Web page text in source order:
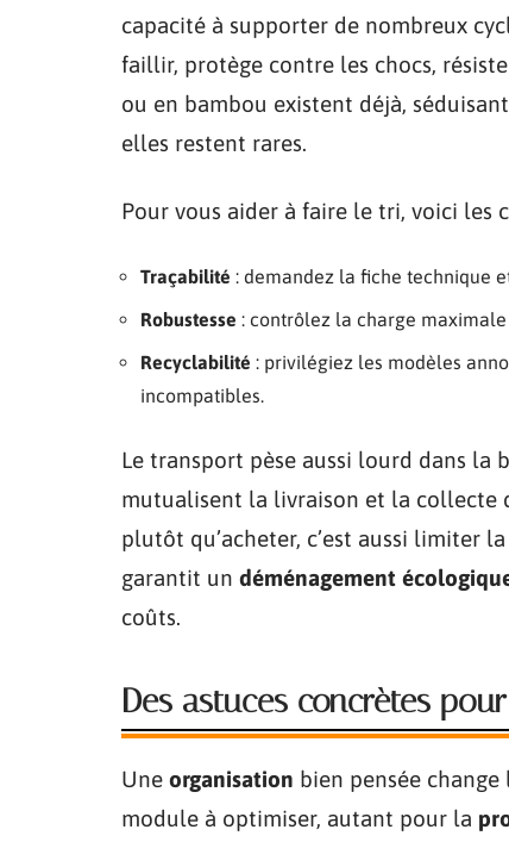
capacité à supporter de nombreux
faillir, protège contre les chocs,
ou en bambou existent déjà,
elles restent rares.
Pour vous aider à faire le tri, voici les
Traçabilité : demandez la fiche technique
Robustesse : contrôlez la charge
Recyclabilité : privilégiez les modèles
incompatibles.
Le transport pèse aussi lourd dans la
mutualisent la livraison et la collecte
plutôt qu’acheter, c’est aussi limiter
garantit un déménagement
coûts.
Des astuces concrètes
Une organisation bien pensée
module à optimiser, autant pour la